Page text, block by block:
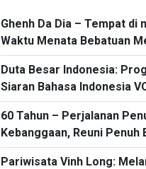
Ghenh Da Dia – Tempat di
Waktu Menata Bebatuan
Keajaiban Vietnam
Duta Besar Indonesia:
Siaran Bahasa Indonesia
Merupakan Jembatan
Hubungan Bilateral
60 Tahun – Perjalanan
Kebanggaan, Reuni Penuh
Pariwisata Vinh Long: